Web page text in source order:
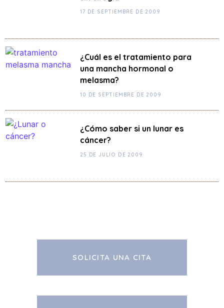
17 DE SEPTIEMBRE DE 2009
¿Cuál es el tratamiento para
una mancha hormonal o
melasma?
10 DE SEPTIEMBRE DE 2009
¿Cómo saber si un lunar es
cáncer?
25 DE JULIO DE 2009
SOLICITA UNA CITA